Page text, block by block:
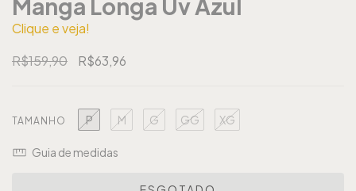
Manga Longa Uv Azul
Clique e veja!
R$159,90
R$63,96
TAMANHO P M G GG XG
Guia de medidas